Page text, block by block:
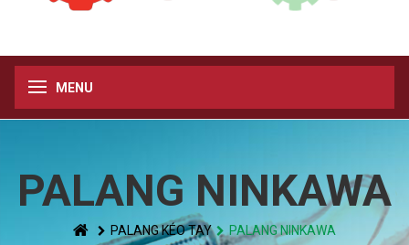
MENU
PALANG NINKAWA
PALANG KÉO TAY PALANG NINKAWA